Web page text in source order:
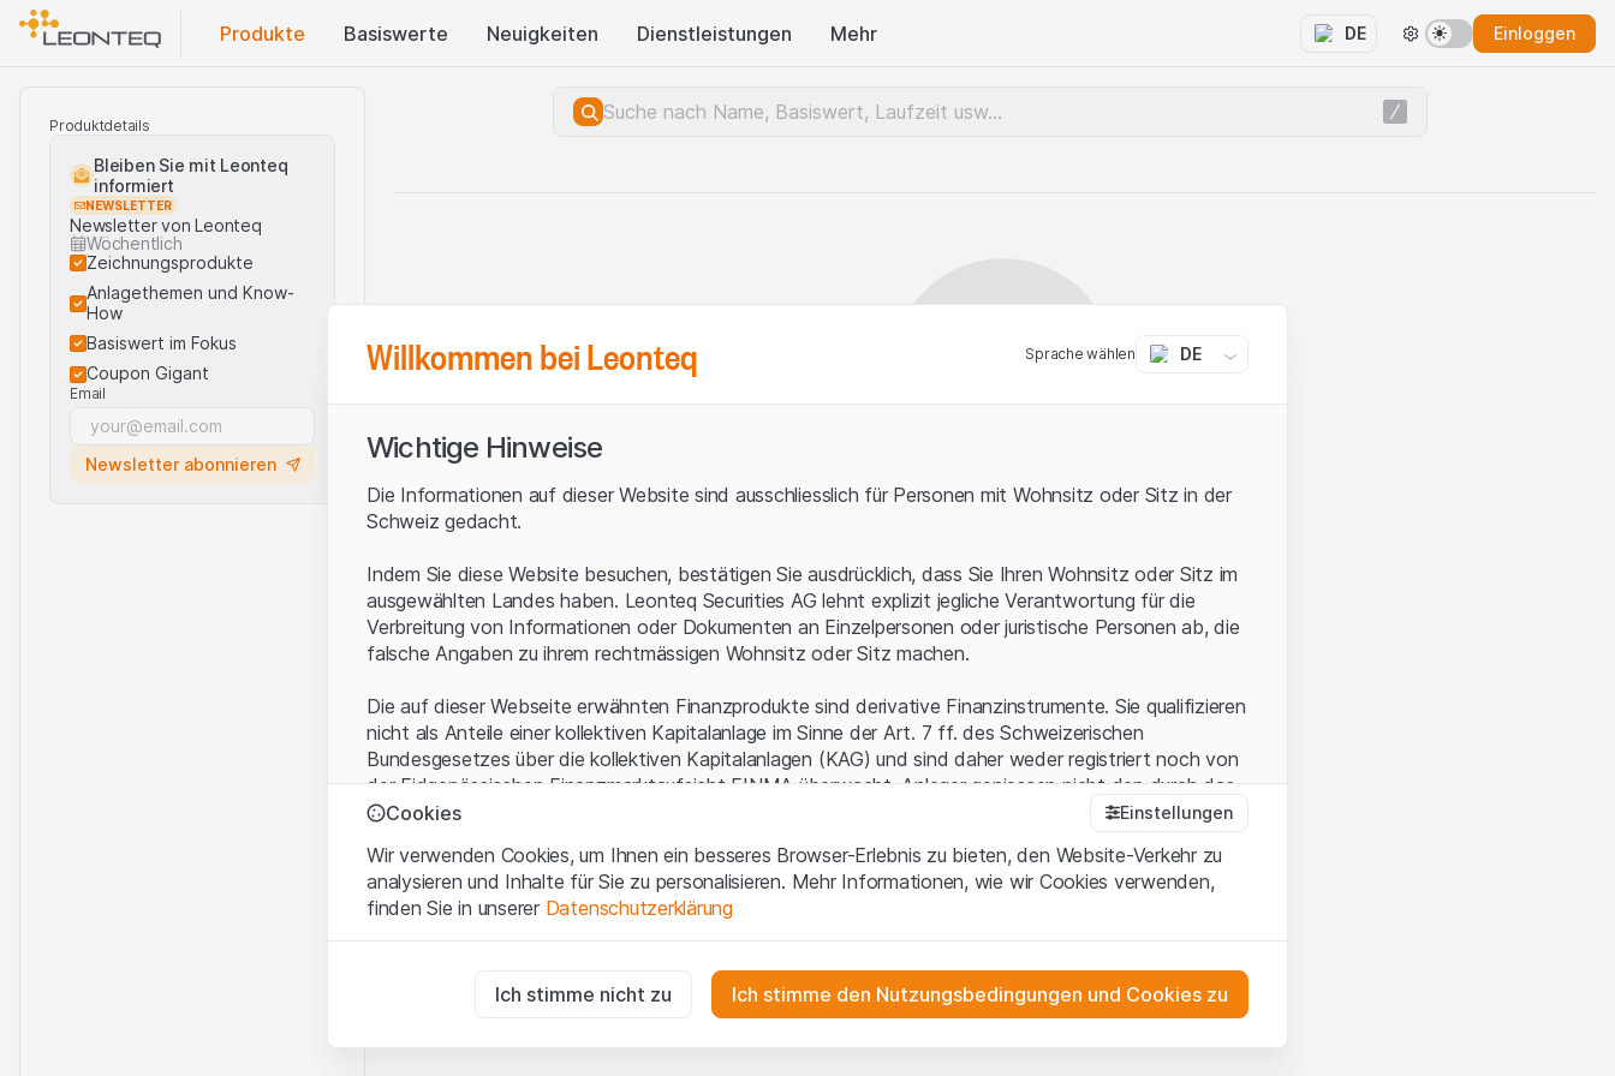
Produkte Basis​werte Neuigkeiten Dienstleistungen Mehr DE Einloggen
Produktdetails
Bleiben Sie mit Leonteq
informiert
NEWSLETTER
Newsletter von Leonteq
Wöchentlich
Zeichnungsprodukte
Anlagethemen und Know-
How
Basiswert im Fokus
Coupon Gigant
Email
Newsletter abonnieren
Willkommen bei Leonteq Sprache wählen DE
Wichtige Hinweise
Die Informationen auf dieser Website sind ausschliesslich für Personen mit Wohnsitz oder Sitz in der
Schweiz gedacht.
Indem Sie diese Website besuchen, bestätigen Sie ausdrücklich, dass Sie Ihren Wohnsitz oder Sitz im
ausgewählten Landes haben. Leonteq Securities AG lehnt explizit jegliche Verantwortung für die
Verbreitung von Informationen oder Dokumenten an Einzelpersonen oder juristische Personen ab, die
falsche Angaben zu ihrem rechtmässigen Wohnsitz oder Sitz machen.
Die auf dieser Webseite erwähnten Finanzprodukte sind derivative Finanzinstrumente. Sie qualifizieren
nicht als Anteile einer kollektiven Kapitalanlage im Sinne der Art. 7 ff. des Schweizerischen
Bundesgesetzes über die kollektiven Kapitalanlagen (KAG) und sind daher weder registriert noch von
der Eidgenössischen Finanzmarktaufsicht FINMA überwacht. Anleger geniessen nicht den durch das
KAG vermittelten spezifischen Anlegerschutz.
Anwendungsbedingungen und rechtliche Informationen
Mit dem Zugriff auf diese Website der Leonteq Securities AG (die "Website") erklären Sie, dass Sie die
rechtlichen Informationen und die wichtigen Hinweise und
Sämtliche Immaterialgüterrechte (wie z.B. Urheber¬, Design¬ und Markenrechte) an dem auf der
Cookies Einstellungen
Wir verwenden Cookies, um Ihnen ein besseres Browser-Erlebnis zu bieten, den Website-Verkehr zu
analysieren und Inhalte für Sie zu personalisieren. Mehr Informationen, wie wir Cookies verwenden,
finden Sie in unserer Datenschutzerklärung
Diese Cookies sind für die Website erforderlich und können nicht deaktiviert werden.
Ich stimme nicht zu Ich stimme den Nutzungsbedingungen und Cookies zu